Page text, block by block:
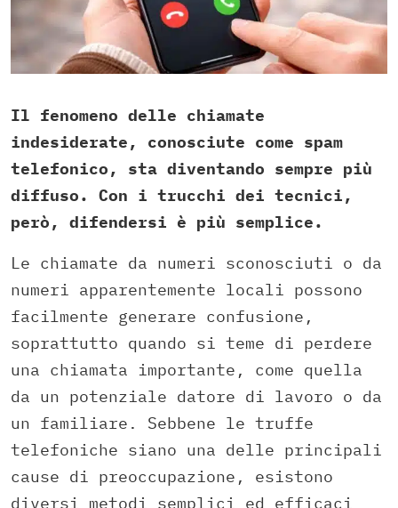
Il fenomeno delle chiamate
indesiderate, conosciute come spam
telefonico, sta diventando sempre più
diffuso. Con i trucchi dei tecnici,
però, difendersi è più semplice.
Le chiamate da numeri sconosciuti o da
numeri apparentemente locali possono
facilmente generare confusione,
soprattutto quando si teme di perdere
una chiamata importante, come quella
da un potenziale datore di lavoro o da
un familiare. Sebbene le truffe
telefoniche siano una delle principali
cause di preoccupazione, esistono
diversi metodi semplici ed efficaci